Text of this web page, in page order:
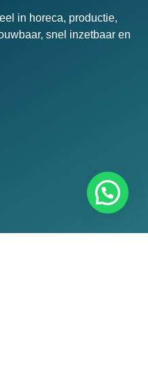
in horeca, productie,
snel inzetbaar en